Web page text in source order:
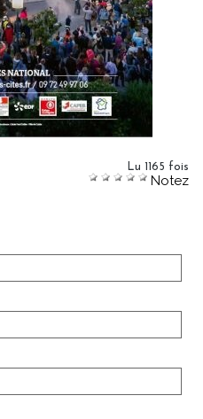
Lu 1165 fois
Notez